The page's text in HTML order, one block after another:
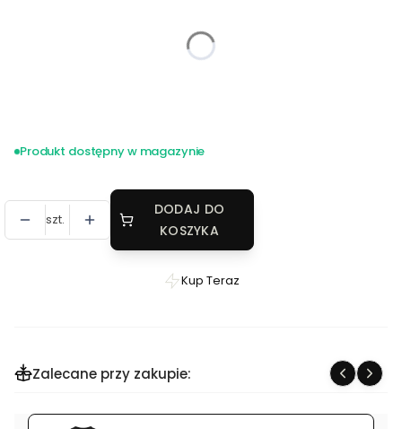
Produkt dostępny w magazynie
szt.
DODAJ DO
KOSZYKA
Szybki
"Duma
Kup Teraz
Zalecane przy zakupie: